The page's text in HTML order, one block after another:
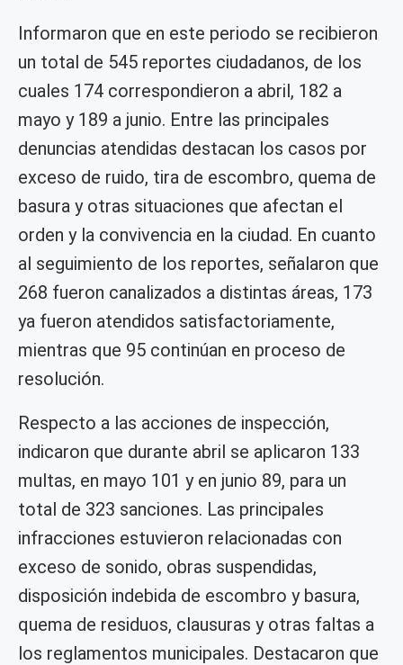
Informaron que en este periodo se recibieron
un total de 545 reportes ciudadanos, de los
cuales 174 correspondieron a abril, 182 a
mayo y 189 a junio. Entre las principales
denuncias atendidas destacan los casos por
exceso de ruido, tira de escombro, quema de
basura y otras situaciones que afectan el
orden y la convivencia en la ciudad. En cuanto
al seguimiento de los reportes, señalaron que
268 fueron canalizados a distintas áreas, 173
ya fueron atendidos satisfactoriamente,
mientras que 95 continúan en proceso de
resolución.
Respecto a las acciones de inspección,
indicaron que durante abril se aplicaron 133
multas, en mayo 101 y en junio 89, para un
total de 323 sanciones. Las principales
infracciones estuvieron relacionadas con
exceso de sonido, obras suspendidas,
disposición indebida de escombro y basura,
quema de residuos, clausuras y otras faltas a
los reglamentos municipales. Destacaron que